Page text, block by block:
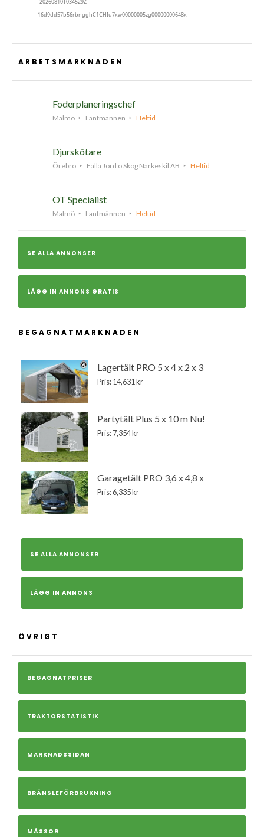
ARBETSMARKNADEN
Foderplaneringschef
Malmö Lantmännen Heltid
Djurskötare
Örebro Falla Jord o Skog Närkeskil AB Heltid
OT Specialist
Malmö Lantmännen Heltid
SE ALLA ANNONSER
LÄGG IN ANNONS GRATIS
BEGAGNATMARKNADEN
Lagertält PRO 5 x 4 x 2 x 3
Pris: 14,631 kr
Partytält Plus 5 x 10 m Nu!
Pris: 7,354 kr
Garagetält PRO 3,6 x 4,8 x
Pris: 6,335 kr
SE ALLA ANNONSER
LÄGG IN ANNONS
ÖVRIGT
BEGAGNATPRISER
TRAKTORSTATISTIK
MARKNADSSIDAN
BRÄNSLEFÖRBRUKNING
MÄSSOR